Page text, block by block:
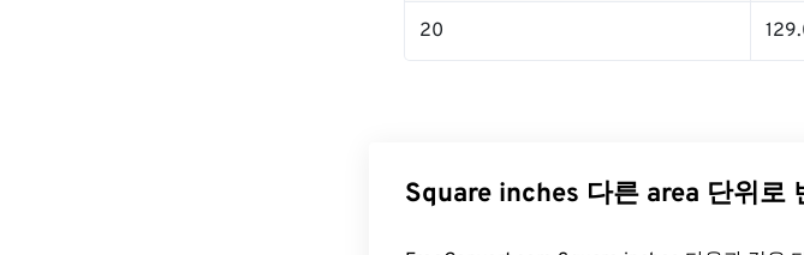
20
Square inches 다른 area 단위로